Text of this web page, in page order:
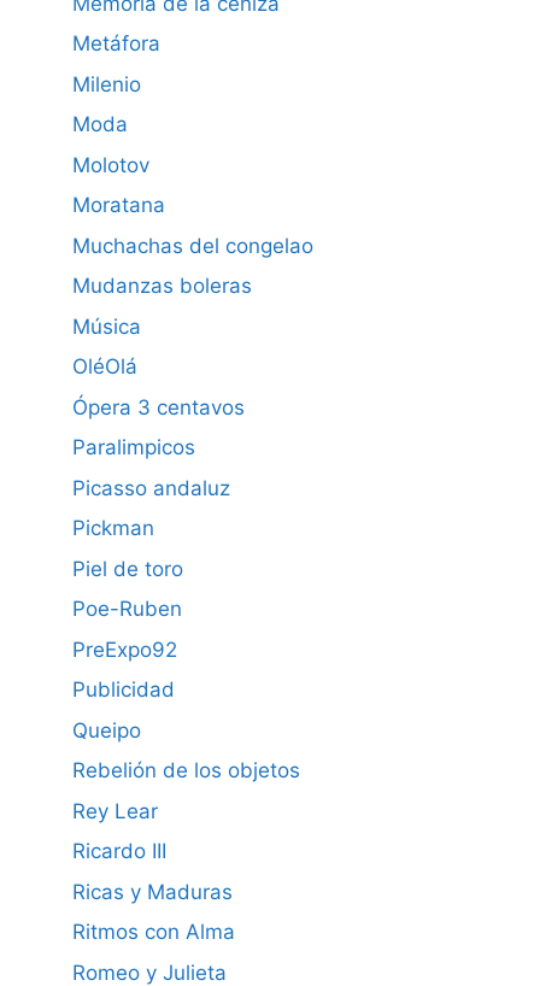
Metáfora
Milenio
Moda
Molotov
Moratana
Muchachas del congelao
Mudanzas boleras
Música
OléOlá
Ópera 3 centavos
Paralimpicos
Picasso andaluz
Pickman
Piel de toro
Poe-Ruben
PreExpo92
Publicidad
Queipo
Rebelión de los objetos
Rey Lear
Ricardo III
Ricas y Maduras
Ritmos con Alma
Romeo y Julieta